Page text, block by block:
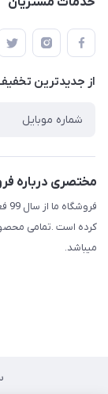
لیست محصولات
درباره ما
قوانین و مقررات
حریم خصوصی
راهنما
از جدید‌ترین
مختصری درباره
کرده است .تمامی
میباشد.